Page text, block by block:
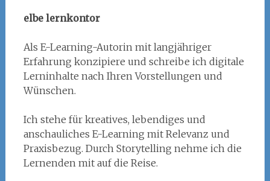
elbe lernkontor
Als E-Learning-Autorin mit langjähriger
Erfahrung konzipiere und schreibe ich digitale
Lerninhalte nach Ihren Vorstellungen und
Wünschen.
Ich stehe für kreatives, lebendiges und
anschauliches E-Learning mit Relevanz und
Praxisbezug. Durch Storytelling nehme ich die
Lernenden mit auf die Reise.